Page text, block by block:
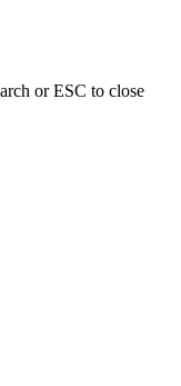
or ESC to close